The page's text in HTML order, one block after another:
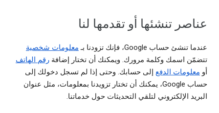
عناصر تنشئها أو تقدمها لنا
عندما تنشئ حساب Google، فإنك تزودنا بـ
معلومات شخصية
تتضمّن اسمك وكلمة مرورك. ويمكنك أن تختار إضافة رقم الهاتف
أو معلومات الدفع إلى حسابك. وحتى إذا لم تسجل دخولك إلى
حساب Google، يمكنك أن تختار تزويدنا بمعلومات، مثل عنوان
البريد الإلكتروني لتلقي التحديثات حول خدماتنا.